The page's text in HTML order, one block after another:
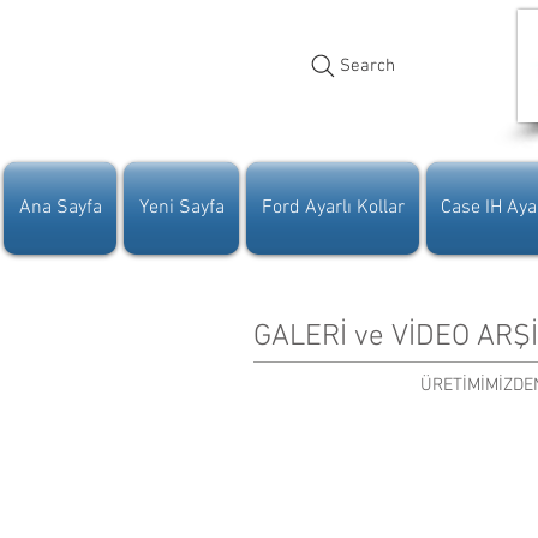
Search
Ana Sayfa Yeni Sayfa Ford Ayarlı Kollar Case IH
GALERİ ve VİDEO